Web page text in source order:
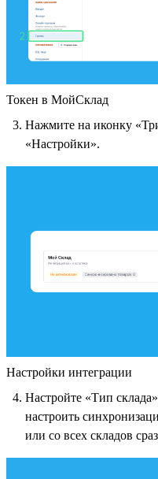
Токен в МойСклад
Нажмите на иконку
«Настройки».
Настройки интеграции
Настройте «Тип
настроить
или со всех складов